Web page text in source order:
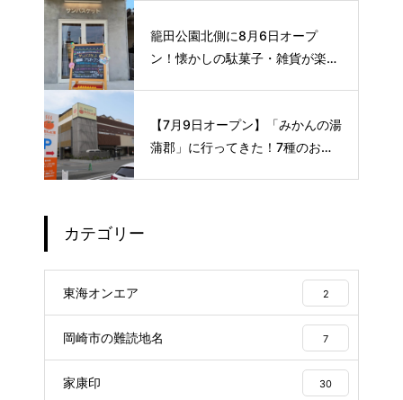
籠田公園北側に8月6日オープ
ン！懐かしの駄菓子・雑貨が楽し
【7月9日オープン】「みかんの湯
蒲郡」に行ってきた！7種のお風
カテゴリー
東海オンエア 2
岡崎市の難読地名 7
家康印 30